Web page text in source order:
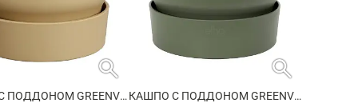
search
КАШПО С ПОДДОНОМ GREENVILLE ROUND GOLDEN SAND
search
КАШПО С ПОДДОНОМ GREENVILLE ROUND LEAF GREEN